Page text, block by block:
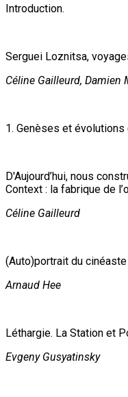
Introduction.
Serguei Loznitsa,
Céline Gailleurd, Damien
1. Genèses et évolutions
D'Aujourd’hui, nous
Context : la fabrique de
Céline Gailleurd
(Auto)portrait du
Arnaud Hee
Léthargie. La Station et
Evgeny Gusyatinsky